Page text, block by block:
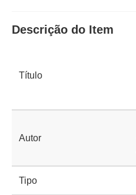
Descrição do Item
Título
Autor
Tipo